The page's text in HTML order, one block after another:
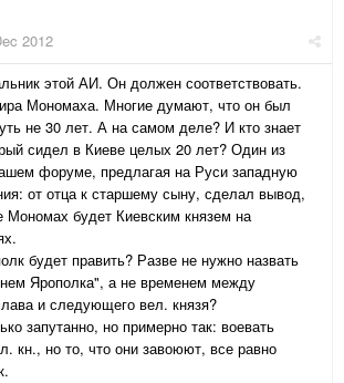
2012
этой АИ. Он должен соответствовать.
Мономаха. Многие думают, что он был
не 30 лет. А на самом деле? И кто знает
сидел в Киеве целых 20 лет? Один из
форуме, предлагая на Руси западную
от отца к старшему сыну, сделал вывод,
Мономах будет Киевским князем на
будет править? Разве не нужно назвать
Ярополка", а не временем между
и следующего вел. князя?
запутанно, но примерно так: воевать
кн., но то, что они завоюют, все равно